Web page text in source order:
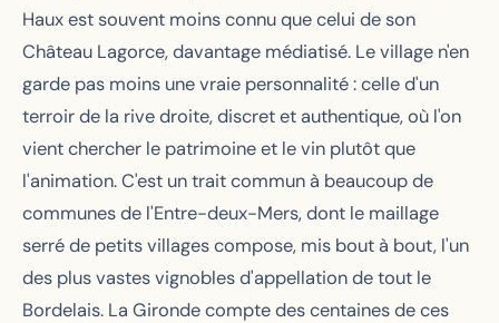
Haux est souvent moins connu que celui de son
Château Lagorce, davantage médiatisé. Le village n'en
garde pas moins une vraie personnalité : celle d'un
terroir de la rive droite, discret et authentique, où l'on
vient chercher le patrimoine et le vin plutôt que
l'animation. C'est un trait commun à beaucoup de
communes de l'Entre-deux-Mers, dont le maillage
serré de petits villages compose, mis bout à bout, l'un
des plus vastes vignobles d'appellation de tout le
Bordelais. La Gironde compte des centaines de ces